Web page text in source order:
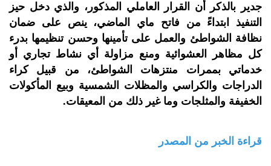
جدير بالذكر أن القرار العاملي المذكور، والذي دخل حيز
التنفيذ ابتداءً من فاتح ماي الماضي، ينص على ضمان
نظافة الشواطئ والعمل على تأمينها وحسن تنظيمها بدرء
كل مظاهر العشوائية ومنع مزاولة أي نشاط تجاري أو
خدماتي بممرات منتزهات الشواطئ، من قبيل كراء
الدراجات والكراسي والمظلات الشمسية وبيع المأكولات
الخفيفة والمثلجات وما غير ذلك من المعيقات.
قراءة الخبر من المصدر